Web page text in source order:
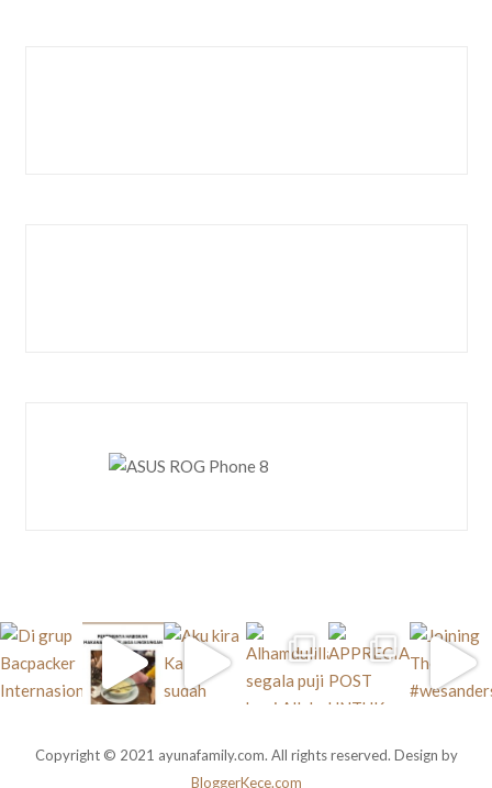
Copyright © 2021 ayunafamily.com. All rights reserved. Design by
BloggerKece.com